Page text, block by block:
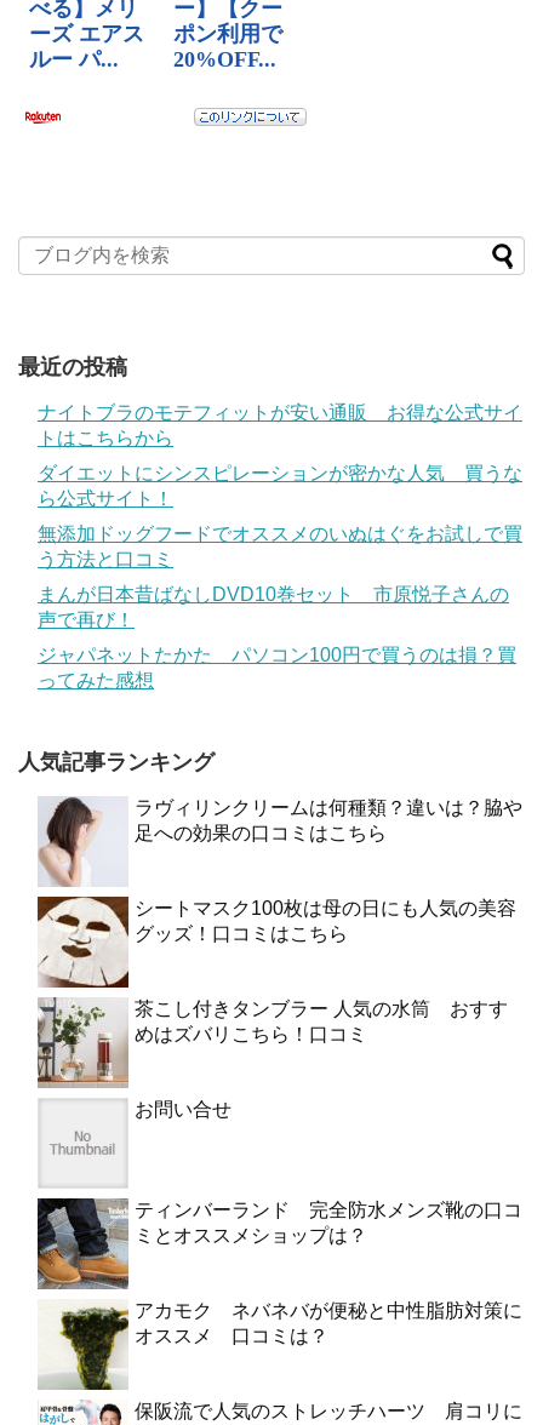
最近の投稿
ナイトブラのモテフィットが安い通販 お得な公式サイ
トはこちらから
ダイエットにシンスピレーションが密かな人気 買うな
ら公式サイト！
無添加ドッグフードでオススメのいぬはぐをお試しで買
う方法と口コミ
まんが日本昔ばなしDVD10巻セット 市原悦子さんの
声で再び！
ジャパネットたかた パソコン100円で買うのは損？買
ってみた感想
人気記事ランキング
ラヴィリンクリームは何種類？違いは？脇や
足への効果の口コミはこちら
シートマスク100枚は母の日にも人気の美容
グッズ！口コミはこちら
茶こし付きタンブラー 人気の水筒 おすす
めはズバリこちら！口コミ
お問い合せ
ティンバーランド 完全防水メンズ靴の口コ
ミとオススメショップは？
アカモク ネバネバが便秘と中性脂肪対策に
オススメ 口コミは？
保阪流で人気のストレッチハーツ 肩コリに